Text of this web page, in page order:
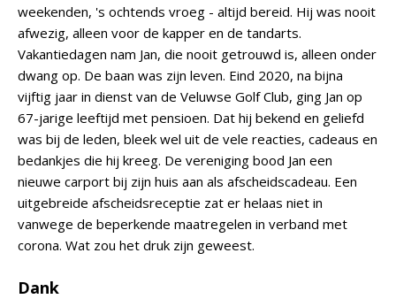
weekenden, 's ochtends vroeg - altijd bereid. Hij was nooit
afwezig, alleen voor de kapper en de tandarts.
Vakantiedagen nam Jan, die nooit getrouwd is, alleen onder
dwang op. De baan was zijn leven. Eind 2020, na bijna
vijftig jaar in dienst van de Veluwse Golf Club, ging Jan op
67-jarige leeftijd met pensioen. Dat hij bekend en geliefd
was bij de leden, bleek wel uit de vele reacties, cadeaus en
bedankjes die hij kreeg. De vereniging bood Jan een
nieuwe carport bij zijn huis aan als afscheidscadeau. Een
uitgebreide afscheidsreceptie zat er helaas niet in
vanwege de beperkende maatregelen in verband met
corona. Wat zou het druk zijn geweest.
Dank